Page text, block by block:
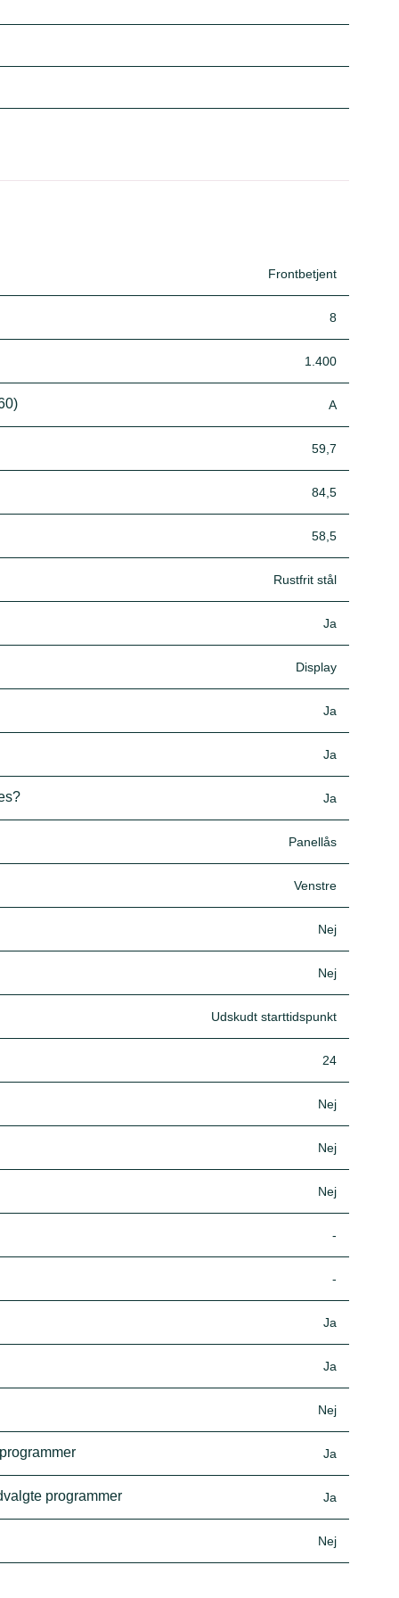
Frontbetjent
8
1.400
A
59,7
84,5
58,5
Rustfrit stål
Ja
Display
Ja
Ja
Ja
Panellås
Venstre
Nej
Nej
Udskudt starttidspunkt
24
Nej
Nej
Nej
-
-
Ja
Ja
Nej
Ja
programmer Ja
Nej